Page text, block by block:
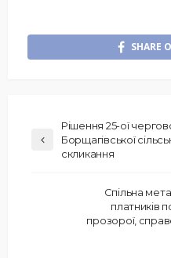
SHARE
Рішення 25-ої
Борщагівської
скликання
Спільна
платників
прозорої,